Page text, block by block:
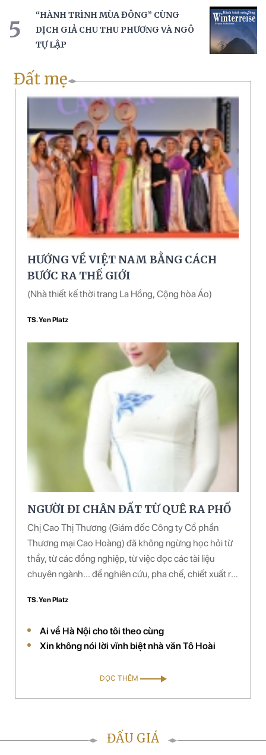
5
“HÀNH TRÌNH MÙA ĐÔNG” CÙNG
DỊCH GIẢ CHU THU PHƯƠNG VÀ NGÔ
TỰ LẬP
Đất mẹ
HƯỚNG VỀ VIỆT NAM BẰNG CÁCH
BƯỚC RA THẾ GIỚI
(Nhà thiết kế thời trang La Hồng, Cộng hòa Áo)
TS. Yen Platz
NGƯỜI ĐI CHÂN ĐẤT TỪ QUÊ RA PHỐ
Chị Cao Thị Thương (Giám đốc Công ty Cổ phần
Thương mại Cao Hoàng) đã không ngừng học hỏi từ
thầy, từ các đồng nghiệp, từ việc đọc các tài liệu
chuyên ngành... để nghiên cứu, pha chế, chiết xuất ra
pha chế thành công một số loại dược phẩm và đang
(thuộc hệ thống của công ty) trên toàn quốc. Công ty
của chị đã được chọn là đối tác chiến lược phân phối
TS. Yen Platz
Ai về Hà Nội cho tôi theo cùng
Xin không nói lời vĩnh biệt nhà văn Tô Hoài
ĐỌC THÊM
ĐẤU GIÁ